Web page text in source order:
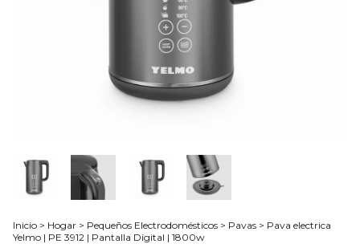
Inicio > Hogar > Pequeños Electrodomésticos > Pavas > Pava electrica
Yelmo | PE 3912 | Pantalla Digital | 1800w